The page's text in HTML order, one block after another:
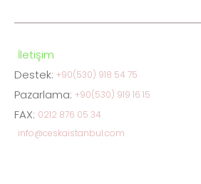
İletişim
Destek: +90(530) 918 54 75
Pazarlama: +90(530) 919 16 15
FAX: 0212 876 05 34
info@ceskaistanbul.com